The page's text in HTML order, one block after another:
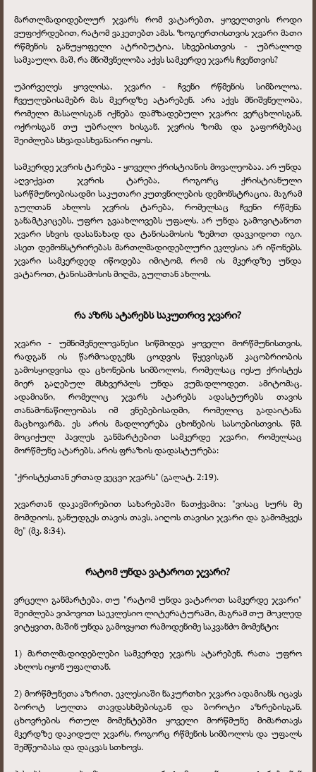
მართლმადიდებლურ ჯვარს რომ ვატარებთ, ყოველთვის როდი
ვუფიქრდებით, რატომ ვაკეთებთ ამას. ზოგიერთისთვის ჯვარი მათი
რწმენის განუყოფელი ატრიბუტია, სხვებისთვის - უბრალოდ
სამკაული. მაშ, რა მნიშვნელობა აქვს სამკერდე ჯვარს ჩვენთვის?
უპირველეს ყოვლისა, ჯვარი - ჩვენი რწმენის სიმბოლოა.
ჩვეულებისამებრ მას მკერდზე ატარებენ. არა აქვს მნიშვნელობა,
რომელი მასალისგან იქნება დამზადებული ჯვარი: ვერცხლისგან,
ოქროსგან თუ უბრალო ხისგან. ჯვრის ზომა და გაფორმებაც
შეიძლება სხვადასხვანაირი იყოს.
სამკერდე ჯვრის ტარება - ყოველი ქრისტიანის მოვალეობაა. არ უნდა
აღვიქვათ ჯვრის ტარება, როგორც ქრისტიანული
სარწმუნოებისადმი საკუთარი კუთვნილების დემონსტრაცია. მაგრამ
გულთან ახლოს ჯვრის ტარება, რომელსაც ჩვენი რწმენა
განამტკიცებს, უფრო გვაახლოვებს უფალს. არ უნდა გამოვიტანოთ
ჯვარი სხვის დასანახად და ტანისამოსის ზემოთ დავკიდოთ იგი.
ასეთ დემონსტრირებას მართლმადიდებლური ეკლესია არ იწონებს.
ჯვარი სამკერდედ იწოდება იმიტომ, რომ ის მკერდზე უნდა
ვატაროთ, ტანისამოსის მიღმა, გულთან ახლოს.
რა აზრს ატარებს საკუთრივ ჯვარი?
ჯვარი - უმნიშვნელოვანესი სიწმიდეა ყოველი მორწმუნისთვის,
რადგან ის წარმოადგენს ცოდვის წყევისგან კაცობრიობის
გამოსყიდვისა და ცხონების სიმბოლოს, რომელსაც იესუ ქრისტეს
მიერ გაღებულ მსხვერპლს უნდა ვუმადლოდეთ. ამიტომაც,
ადამიანი, რომელიც ჯვარს ატარებს ადასტურებს თავის
თანამონაწილეობას იმ ვნებებისადმი, რომელიც გადაიტანა
მაცხოვარმა. ეს არის მადლიერება ცხონების სასოებისთვის. წმ.
მოციქულ პავლეს განმარტებით სამკერდე ჯვარი, რომელსაც
მორწმუნე ატარებს, არის ფრაზის დადასტურება:
"ქრისტესთან ერთად ვეცვი ჯვარს" (გალატ. 2:19).
ჯვართან დაკავშირებით სახარებაში ნათქვამია: "ვისაც სურს მე
მომდიოს, განუდგეს თავის თავს, აიღოს თავისი ჯვარი და გამომყვეს
მე" (მკ. 8:34).
რატომ უნდა ვატაროთ ჯვარი?
ვრცელი განმარტება, თუ "რატომ უნდა ვატაროთ სამკერდე ჯვარი"
შეიძლება ვიპოვოთ საეკლესიო ლიტერატურაში, მაგრამ თუ მოკლედ
ვიტყვით, მაშინ უნდა გამოვყოთ რამოდენიმე საკვანძო მომენტი:
1) მართლმადიდებლები სამკერდე ჯვარს ატარებენ, რათა უფრო
ახლოს იყონ უფალთან.
2) მორწმუნეთა აზრით, ეკლესიაში ნაკურთხი ჯვარი ადამიანს იცავს
ბოროტ სულთა თავდასხმებისგან და ბოროტი აზრებისგან.
ცხოვრების რთულ მომენტებში ყოველი მორწმუნე მიმართავს
მკერდზე დაკიდულ ჯვარს, როგორც რწმენის სიმბოლოს და უფალს
შემწეობასა და დაცვას სთხოვს.